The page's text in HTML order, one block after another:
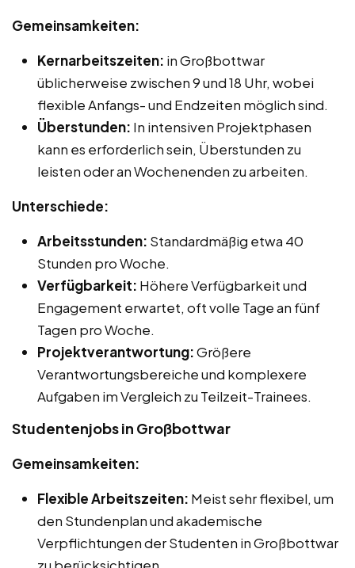
Gemeinsamkeiten:
Kernarbeitszeiten: in Großbottwar
üblicherweise zwischen 9 und 18 Uhr, wobei
flexible Anfangs- und Endzeiten möglich sind.
Überstunden: In intensiven Projektphasen
kann es erforderlich sein, Überstunden zu
leisten oder an Wochenenden zu arbeiten.
Unterschiede:
Arbeitsstunden: Standardmäßig etwa 40
Stunden pro Woche.
Verfügbarkeit: Höhere Verfügbarkeit und
Engagement erwartet, oft volle Tage an fünf
Tagen pro Woche.
Projektverantwortung:Größere
Verantwortungsbereiche und komplexere
Aufgaben im Vergleich zu Teilzeit-Trainees.
Studentenjobs in Großbottwar
Gemeinsamkeiten:
Flexible Arbeitszeiten: Meist sehr flexibel, um
den Stundenplan und akademische
Verpflichtungen der Studenten in Großbottwar